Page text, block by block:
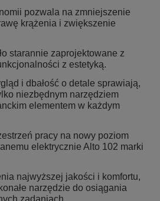
pozwala na zmniejszenie
krążenia i zwiększenie
starannie zaprojektowane z
z estetyką.
i dbałość o detale sprawiają,
niezbędnym narzędziem
elementem w każdym
pracy na nowy poziom
elektrycznie Alto 102 marki
najwyższej jakości i komfortu,
narzędzie do osiągania
zadaniach.